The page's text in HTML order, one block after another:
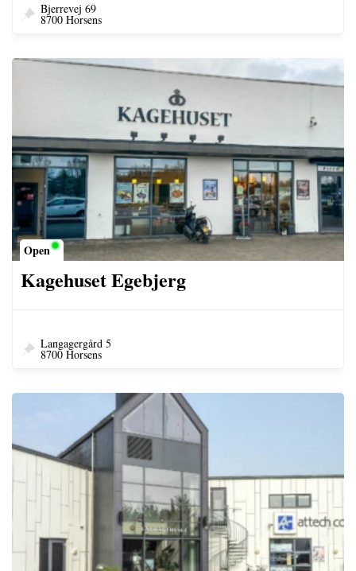
Bjerrevej 69
8700 Horsens
Open
Kagehuset Egebjerg
Langagergård 5
8700 Horsens